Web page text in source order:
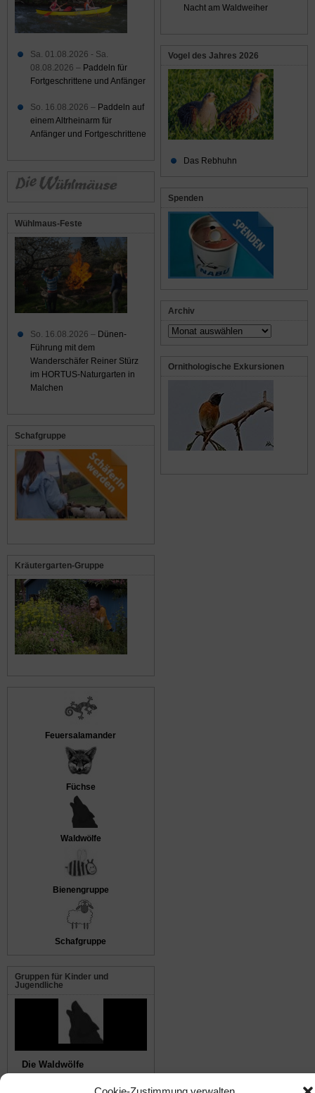
Nacht am Waldweiher
Vogel des Jahres 2026
Das Rebhuhn
Spenden
Archiv
Archiv
Ornithologische Exkursionen
Sa. 01.08.2026 - Sa.
08.08.2026 – Paddeln für
Fortgeschrittene und Anfänger
So. 16.08.2026 – Paddeln auf
einem Altrheinarm für
Anfänger und Fortgeschrittene
Wühlmaus-Feste
So. 16.08.2026 – Dünen-
Führung mit dem
Wanderschäfer Reiner Stürz
im HORTUS-Naturgarten in
Malchen
Schafgruppe
Kräutergarten-Gruppe
Feuersalamander
Füchse
Waldwölfe
Bienengruppe
Schafgruppe
Gruppen für Kinder und
Jugendliche
Die Waldwölfe